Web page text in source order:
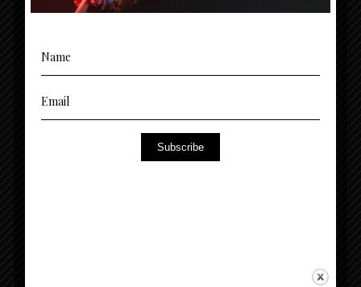
(+39) 3494378699 - 376 1365 767
inquires@petitecherie.net
Via Monte Napoleone, 8 - 20121 Milano (MI)
Entra a far parte dell’esclusiva community di
Subscribe